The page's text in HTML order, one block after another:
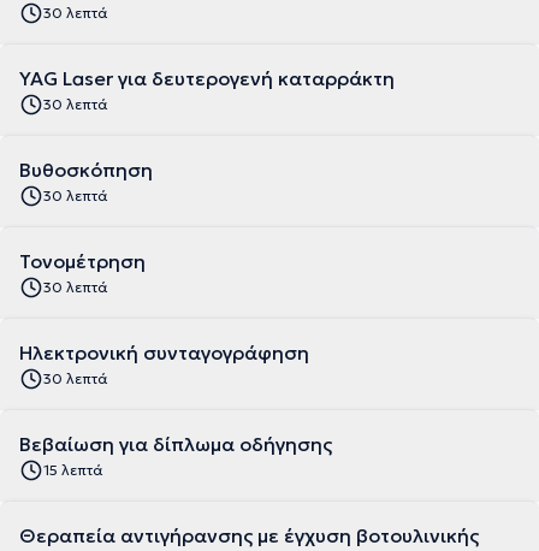
30 λεπτά
YAG Laser για δευτερογενή καταρράκτη
30 λεπτά
Βυθοσκόπηση
30 λεπτά
Τονομέτρηση
30 λεπτά
Ηλεκτρονική συνταγογράφηση
30 λεπτά
Βεβαίωση για δίπλωμα οδήγησης
15 λεπτά
Θεραπεία αντιγήρανσης με έγχυση βοτουλινικής